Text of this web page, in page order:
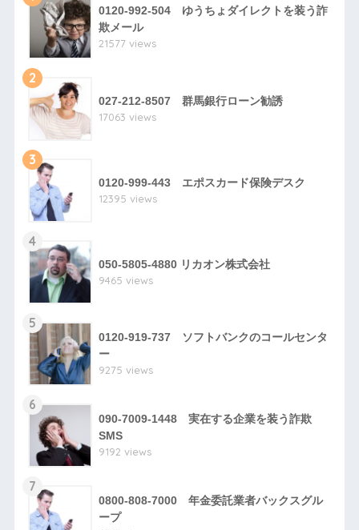
0120-992-504 ゆうちょダイレクトを装う詐
欺メール
21577 views
2
027-212-8507 群馬銀行ローン勧誘
17063 views
3
0120-999-443 エポスカード保険デスク
12395 views
4
050-5805-4880 リカオン株式会社
9465 views
5
0120-919-737 ソフトバンクのコールセンタ
ー
9275 views
6
090-7009-1448 実在する企業を装う詐欺
SMS
9192 views
7
0800-808-7000 年金委託業者バックスグル
ープ